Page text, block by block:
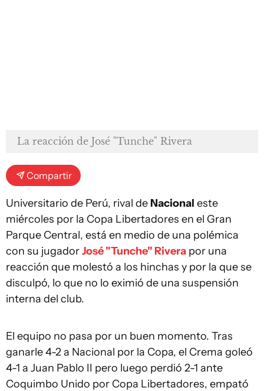
La reacción de José "Tunche" Rivera
Compartir
Universitario de Perú, rival de Nacional este
miércoles por la Copa Libertadores en el Gran
Parque Central, está en medio de una polémica
con su jugadorJosé "Tunche" Rivera por una
reacción que molestó a los hinchas y por la que se
disculpó, lo que no lo eximió de una suspensión
interna del club.
El equipo no pasa por un buen momento. Tras
ganarle 4-2 a Nacional por la Copa, el Crema goleó
4-1 a Juan Pablo II pero luego perdió 2-1 ante
Coquimbo Unido por Copa Libertadores, empató